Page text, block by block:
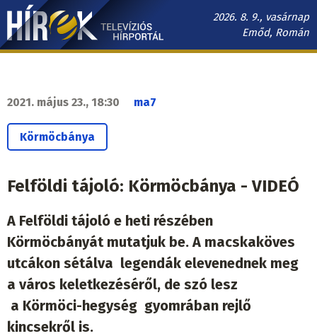
Ugrás
tartalomra
2026. 8. 9., vasárnap
Emőd, Román
Hírek.sk
navigáció
2021. május 23., 18:30 ma7
Körmöcbánya
Felföldi tájoló: Körmöcbánya - VIDEÓ
A Felföldi tájoló e heti részében
Körmöcbányát mutatjuk be. A macskaköves
utcákon sétálva legendák elevenednek meg
a város keletkezéséről, de szó lesz
a Körmöci-hegység gyomrában rejlő
kincsekről is.